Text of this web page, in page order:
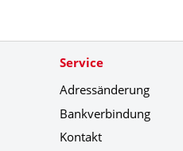
Service
Adressänderung
Bankverbindung
Kontakt